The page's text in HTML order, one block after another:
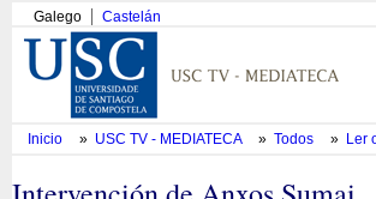
Galego Castelán
Inicio » USC TV - MEDIATECA » Todos » Ler